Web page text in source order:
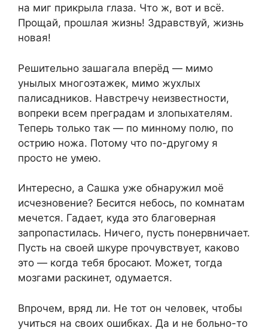
на миг прикрыла глаза. Что ж, вот и всё.
Прощай, прошлая жизнь! Здравствуй, жизнь
новая!
Решительно зашагала вперёд — мимо
унылых многоэтажек, мимо жухлых
палисадников. Навстречу неизвестности,
вопреки всем преградам и злопыхателям.
Теперь только так — по минному полю, по
острию ножа. Потому что по-другому я
просто не умею.
Интересно, а Сашка уже обнаружил моё
исчезновение? Бесится небось, по комнатам
мечется. Гадает, куда это благоверная
запропастилась. Ничего, пусть понервничает.
Пусть на своей шкуре прочувствует, каково
это — когда тебя бросают. Может, тогда
мозгами раскинет, одумается.
Впрочем, вряд ли. Не тот он человек, чтобы
учиться на своих ошибках. Да и не больно-то